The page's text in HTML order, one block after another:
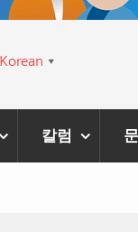
Korean ▼
칼럼